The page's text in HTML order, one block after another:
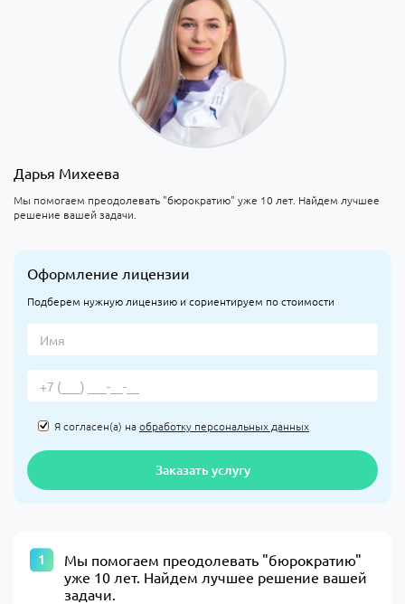
Дарья Михеева
Мы помогаем преодолевать "бюрократию" уже 10 лет. Найдем лучшее
решение вашей задачи.
Оформление лицензии
Подберем нужную лицензию и сориентируем по стоимости
Я согласен(а) наобработку персональных данных
Заказать услугу
​Мы помогаем преодолевать "бюрократию"
уже 10 лет. Найдем лучшее решение вашей
задачи.​